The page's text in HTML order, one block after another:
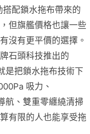
配鎖水拖布帶來的
但旗艦價格也讓一些
沒有更平價的選擇。
石頭科技推出的
是把鎖水拖布技術下
吸力、
航、雙重零纏繞清掃
有限的人也能享受拖